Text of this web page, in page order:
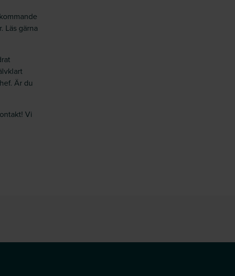
Läs gärna
Är du
Vi